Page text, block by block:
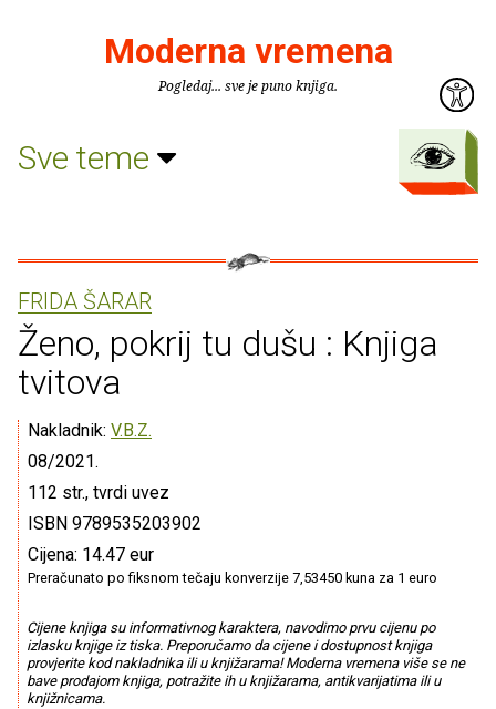
Moderna vremena
Pogledaj... sve je puno knjiga.
Sve teme
FRIDA ŠARAR
Ženo, pokrij tu dušu : Knjiga
tvitova
Nakladnik: V.B.Z.
08/2021.
112 str., tvrdi uvez
ISBN 9789535203902
Cijena: 14.47 eur
Preračunato po fiksnom tečaju konverzije 7,53450 kuna za 1 euro
Cijene knjiga su informativnog karaktera, navodimo prvu cijenu po
izlasku knjige iz tiska. Preporučamo da cijene i dostupnost knjiga
provjerite kod nakladnika ili u knjižarama! Moderna vremena više se ne
bave prodajom knjiga, potražite ih u knjižarama, antikvarijatima ili u
knjižnicama.